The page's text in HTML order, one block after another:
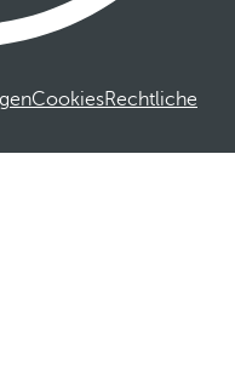
CookiesRechtliche